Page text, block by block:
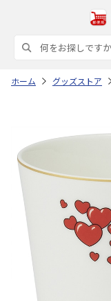
ホーム グッズストア